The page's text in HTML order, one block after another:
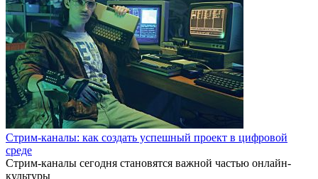
Стрим-каналы: как создать успешный проект в цифровой
среде
Стрим-каналы сегодня становятся важной частью онлайн-
культуры